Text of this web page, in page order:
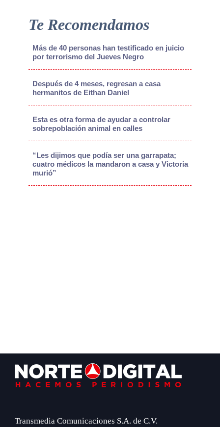
Te Recomendamos
Más de 40 personas han testificado en juicio
por terrorismo del Jueves Negro
Después de 4 meses, regresan a casa
hermanitos de Eithan Daniel
Esta es otra forma de ayudar a controlar
sobrepoblación animal en calles
“Les dijimos que podía ser una garrapata;
cuatro médicos la mandaron a casa y Victoria
murió”
Footer
Transmedia Comunicaciones S.A. de C.V.